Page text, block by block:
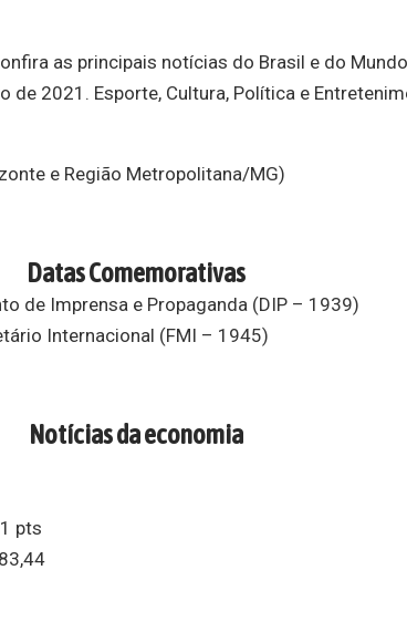
as principais notícias do Brasil e do
de 2021. Esporte, Cultura, Política e
e Região Metropolitana/MG)
Datas Comemorativas
de Imprensa e Propaganda (DIP – 1939)
Internacional (FMI – 1945)
Notícias da economia
pts